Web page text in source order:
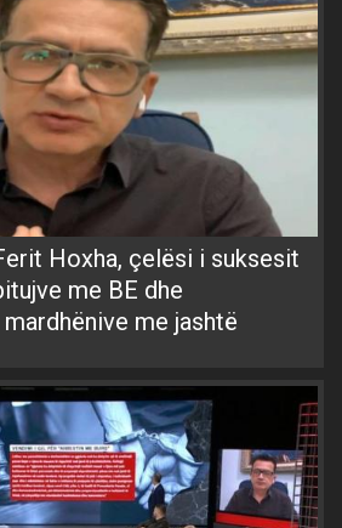
Hoxha, çelësi i suksesit
me BE dhe
me jashtë